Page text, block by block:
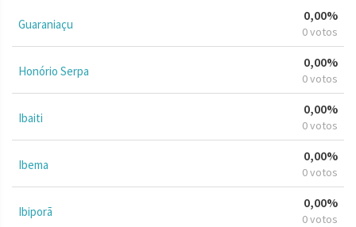
Guaraniaçu
0,00%
0 votos
Honório Serpa
0,00%
0 votos
Ibaiti
0,00%
0 votos
Ibema
0,00%
0 votos
Ibiporã
0,00%
0 votos